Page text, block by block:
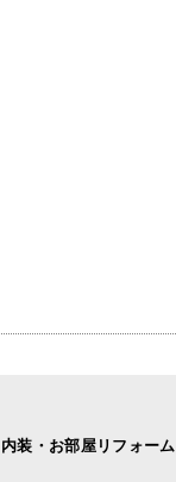
内装・お部屋リフォーム